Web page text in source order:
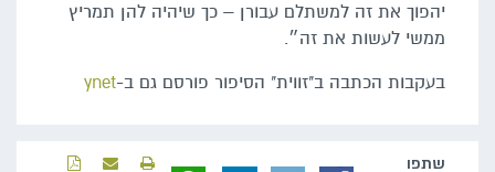
יהפוך את זה למשתלם עבורן – כך שיהיה להן תמריץ
ממשי לעשות את זה״.
בעקבות הכתבה ב"זווית" הסיפור פורסם גם ב-ynet
שתפו‬